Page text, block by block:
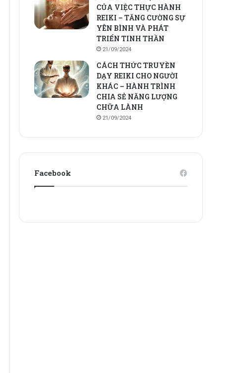
CỦA VIỆC THỰC HÀNH
REIKI – TĂNG CƯỜNG SỰ
YÊN BÌNH VÀ PHÁT
TRIỂN TINH THẦN
21/09/2024
CÁCH THỨC TRUYỀN
DẠY REIKI CHO NGƯỜI
KHÁC – HÀNH TRÌNH
CHIA SẺ NĂNG LƯỢNG
CHỮA LÀNH
21/09/2024
Facebook